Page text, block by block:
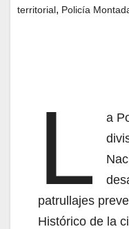
territorial, Policía
L
a
patrullajes
Histórico de la